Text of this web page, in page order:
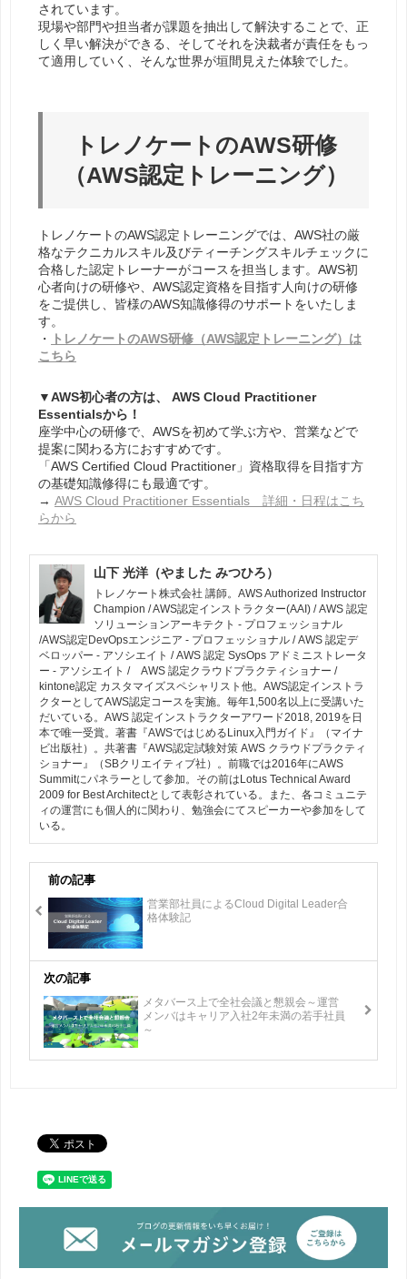
されています。
現場や部門や担当者が課題を抽出して解決することで、正
しく早い解決ができる、そしてそれを決裁者が責任をもっ
て適用していく、そんな世界が垣間見えた体験でした。
トレノケートのAWS研修
（AWS認定トレーニング）
トレノケートのAWS認定トレーニングでは、AWS社の厳
格なテクニカルスキル及びティーチングスキルチェックに
合格した認定トレーナーがコースを担当します。 AWS初
心者向けの研修や、AWS認定資格を目指す人向けの研修
をご提供し、皆様のAWS知識修得のサポートをいたしま
す。
・
トレノケートのAWS研修（AWS認定トレーニング）は
こちら
▼AWS初心者の方は、
AWS Cloud Practitioner
Essentialsから！
座学中心の研修で、AWSを初めて学ぶ方や、営業などで
提案に関わる方におすすめです。
「AWS Certified Cloud Practitioner」資格取得を目指す方
の基礎知識修得にも最適です。
→ AWS Cloud Practitioner Essentials 詳細・日程はこち
らから
山下 光洋（やました みつひろ）
トレノケート株式会社 講師。AWS Authorized Instructor
Champion / AWS認定インストラクター(AAI) / AWS 認定
ソリューションアーキテクト - プロフェッショナル
/AWS認定DevOpsエンジニア - プロフェッショナル / AWS 認定デ
ベロッパー - アソシエイト / AWS 認定 SysOps アドミニストレータ
ー - アソシエイト / AWS 認定クラウドプラクティショナー /
kintone認定 カスタマイズスペシャリスト他。AWS認定インストラ
クターとしてAWS認定コースを実施。毎年1,500名以上に受講いた
だいている。AWS 認定インストラクターアワード2018, 2019を日
本で唯一受賞。著書『AWSではじめるLinux入門ガイド』（マイナ
ビ出版社）。共著書『AWS認定試験対策 AWS クラウドプラクティ
ショナー』（SBクリエイティブ社）。前職では2016年にAWS
Summitにパネラーとして参加。その前はLotus Technical Award
2009 for Best Architectとして表彰されている。また、各コミュニテ
ィの運営にも個人的に関わり、勉強会にてスピーカーや参加をして
いる。
前の記事
営業部社員によるCloud Digital Leader合
格体験記
次の記事
メタバース上で全社会議と懇親会～運営
メンバはキャリア入社2年未満の若手社員
～